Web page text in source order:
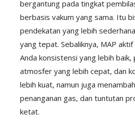
bergantung pada tingkat
berbasis vakum yang sama. Itu
pendekatan yang lebih
yang tepat. Sebaliknya, MAP
Anda konsistensi yang lebih baik,
atmosfer yang lebih cepat, dan
lebih kuat, namun juga
penanganan gas, dan tuntutan
ketat.